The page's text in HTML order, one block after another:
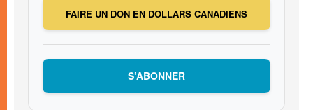
FAIRE UN DON EN DOLLARS CANADIENS
S’ABONNER